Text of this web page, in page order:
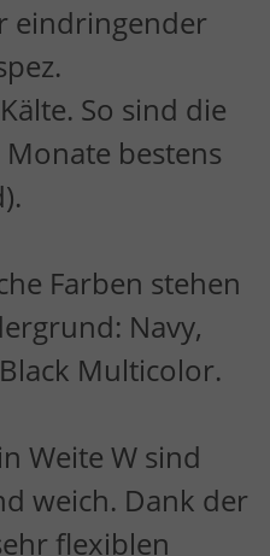
eindringender
So sind die
bestens
Farben stehen
Navy,
Multicolor.
Weite W sind
weich. Dank der
flexiblen